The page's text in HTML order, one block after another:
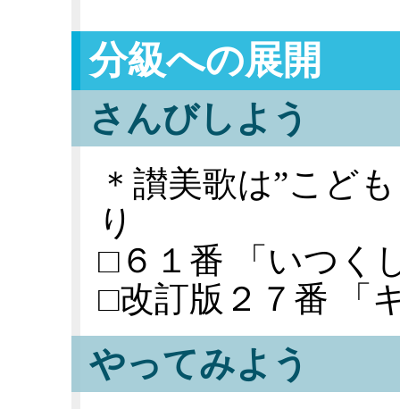
分級への展開
さんびしよう
＊讃美歌は”こど
り
□６１番 「いつく
□改訂版２７番 「
やってみよう